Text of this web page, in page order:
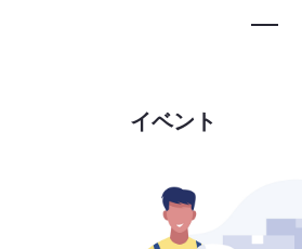
イベント